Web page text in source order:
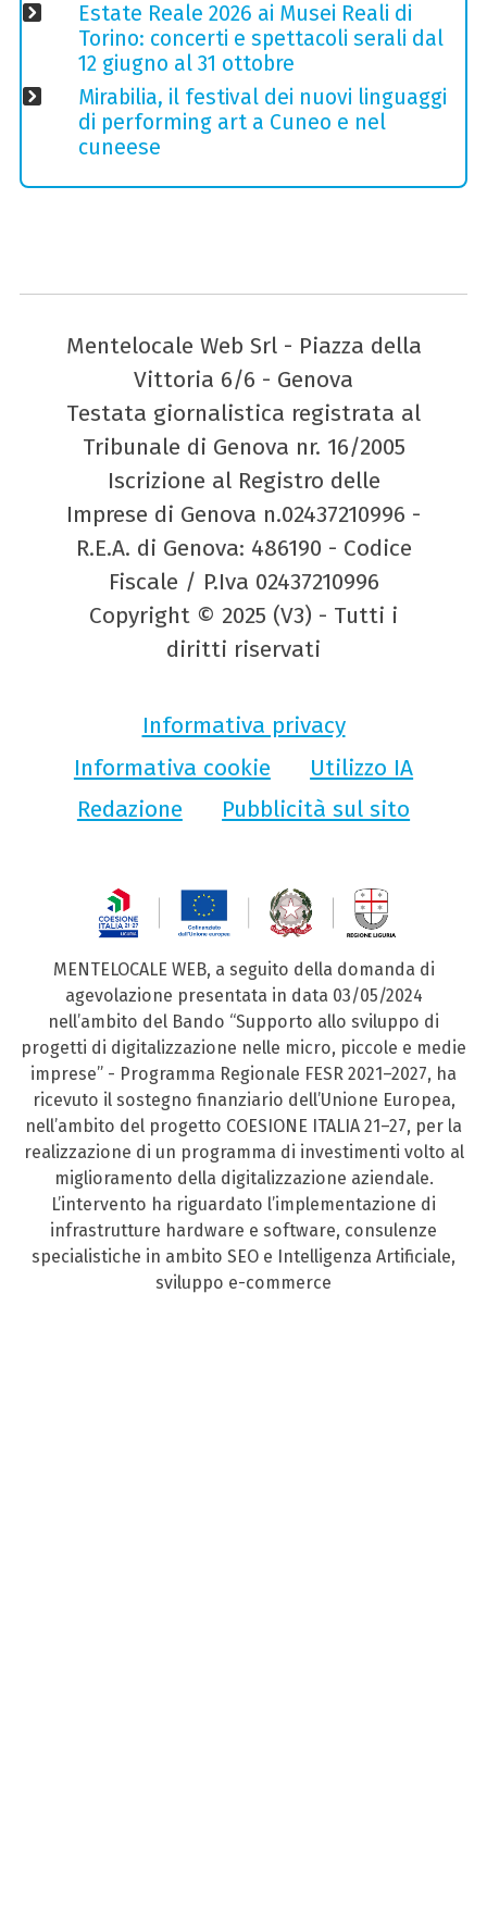
Estate Reale 2026 ai Musei Reali di
Torino: concerti e spettacoli serali dal
12 giugno al 31 ottobre
Mirabilia, il festival dei nuovi linguaggi
di performing art a Cuneo e nel
cuneese
Mentelocale Web Srl - Piazza della
Vittoria 6/6 - Genova
Testata giornalistica registrata al
Tribunale di Genova nr. 16/2005
Iscrizione al Registro delle
Imprese di Genova n.02437210996 -
R.E.A. di Genova: 486190 - Codice
Fiscale / P.Iva 02437210996
Copyright © 2025 (V3) - Tutti i
diritti riservati
Informativa privacy
Informativa cookie
Utilizzo IA
Redazione
Pubblicità sul sito
MENTELOCALE WEB, a seguito della domanda di
agevolazione presentata in data 03/05/2024
nell’ambito del Bando “Supporto allo sviluppo di
progetti di digitalizzazione nelle micro, piccole e medie
imprese” - Programma Regionale FESR 2021–2027, ha
ricevuto il sostegno finanziario dell’Unione Europea,
nell’ambito del progetto COESIONE ITALIA 21–27, per la
realizzazione di un programma di investimenti volto al
miglioramento della digitalizzazione aziendale.
L’intervento ha riguardato l’implementazione di
infrastrutture hardware e software, consulenze
specialistiche in ambito SEO e Intelligenza Artificiale,
sviluppo e-commerce